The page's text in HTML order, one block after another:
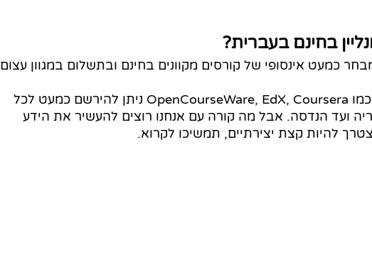
בחינם בעברית?
כמעט אינסופי של קורסים מקוונים בחינם ובתשלום במגוון עצום
בפלטפורמות לימודי אונליין כמו OpenCourseWare, EdX, Coursera ניתן להירשם כמעט לכל
ועד הנדסה. אבל מה קורה עם אנחנו רוצים להעשיר את הידע
להיות קצת יצירתיים, תמשיכו לקרוא.